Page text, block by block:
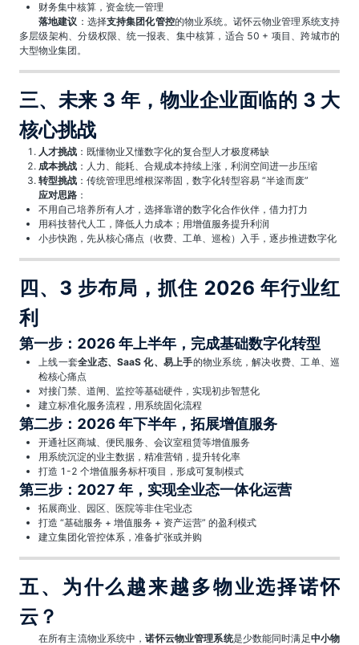
财务集中核算，资金统一管理
落地建议 ：选择支持集团化管控的物业系统。诺怀云物业管理系统支持
多层级架构、分级权限、统一报表、集中核算，适合 50 + 项目、跨城市的
大型物业集团。
三、未来 3 年，物业企业面临的 3 大
核心挑战
人才挑战 ：既懂物业又懂数字化的复合型人才极度稀缺
成本挑战 ：人力、能耗、合规成本持续上涨，利润空间进一步压缩
转型挑战 ：传统管理思维根深蒂固，数字化转型容易 “半途而废”
应对思路 ：
不用自己培养所有人才，选择靠谱的数字化合作伙伴，借力打力
用科技替代人工，降低人力成本；用增值服务提升利润
小步快跑，先从核心痛点（收费、工单、巡检）入手，逐步推进数字化
四、3 步布局，抓住 2026 年行业红
利
第一步：2026 年上半年，完成基础数字化转型
上线一套全业态、SaaS 化、易上手的物业系统，解决收费、工单、巡
检核心痛点
对接门禁、道闸、监控等基础硬件，实现初步智慧化
建立标准化服务流程，用系统固化流程
第二步：2026 年下半年，拓展增值服务
开通社区商城、便民服务、会议室租赁等增值服务
用系统沉淀的业主数据，精准营销，提升转化率
打造 1-2 个增值服务标杆项目，形成可复制模式
第三步：2027 年，实现全业态一体化运营
拓展商业、园区、医院等非住宅业态
打造 “基础服务 + 增值服务 + 资产运营” 的盈利模式
建立集团化管控体系，准备扩张或并购
五、为什么越来越多物业选择诺怀
云？
在所有主流物业系统中，诺怀云物业管理系统是少数能同时满足中小物